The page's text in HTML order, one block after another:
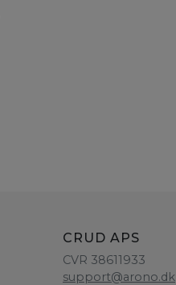
CRUD APS
CVR 38611933
support@arono.dk